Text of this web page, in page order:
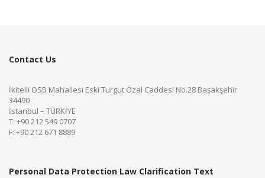
Contact Us
İkitelli OSB Mahallesi Eski Turgut Özal Caddesi No.28 Başakşehir
34490
İstanbul – TÜRKİYE
T: +90 212 549 0707
F: +90 212 671 8889
Personal Data Protection Law Clarification Text